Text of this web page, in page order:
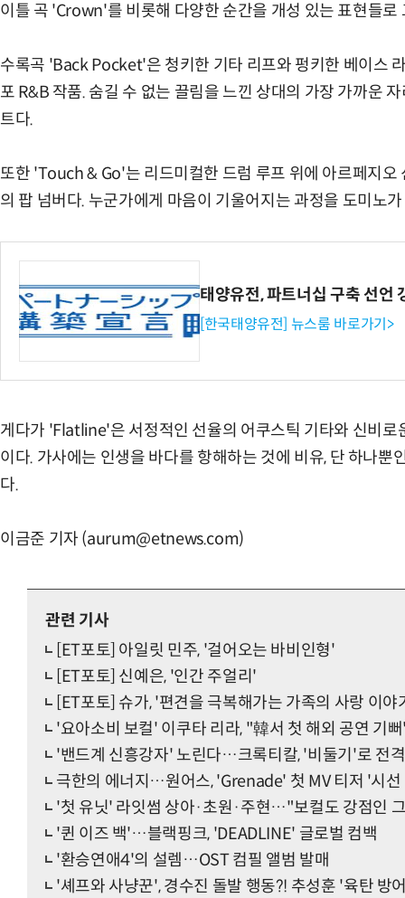
이틀 곡 'Crown'를 비롯해 다양한 순간을 개성 있는 표현들로
수록곡 'Back Pocket'은 청키한 기타 리프와 펑키한 베이스
포 R&B 작품. 숨길 수 없는 끌림을 느낀 상대의 가장 가까운
트다.
또한 'Touch & Go'는 리드미컬한 드럼 루프 위에 아르페지오
의 팝 넘버다. 누군가에게 마음이 기울어지는 과정을 도미노
태양유전, 파트너십 구축 선
[한국태양유전] 뉴스룸 바로가기>
게다가 'Flatline'은 서정적인 선율의 어쿠스틱 기타와 신비로
이다. 가사에는 인생을 바다를 항해하는 것에 비유, 단 하나
다.
이금준 기자 (aurum@etnews.com)
관련 기사
[ET포토] 아일릿 민주, '걸어오는 바비인형'
[ET포토] 신예은, '인간 주얼리'
[ET포토] 슈가, '편견을 극복해가는 가족의 사랑 이야
'요아소비 보컬' 이쿠타 리라, "韓서 첫 해외 공연 기
'밴드계 신흥강자' 노린다…크록티칼, '비둘기'로 전
극한의 에너지…원어스, 'Grenade' 첫 MV 티저 '시선
'첫 유닛' 라잇썸 상아·초원·주현…"보컬도 강점인
'퀸 이즈 백'…블랙핑크, 'DEADLINE' 글로벌 컴백
'환승연애4'의 설렘…OST 컴필 앨범 발매
'셰프와 사냥꾼', 경수진 돌발 행동?! 추성훈 '육탄 방